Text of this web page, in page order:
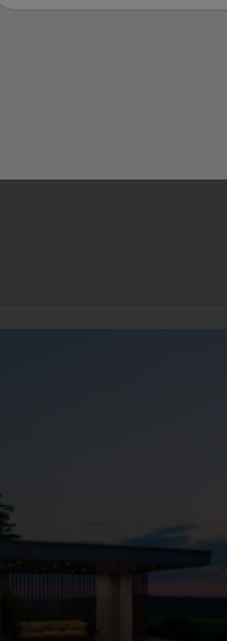
corrente. Il flusso
controcorrente ed
fondo della piscina